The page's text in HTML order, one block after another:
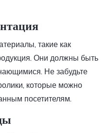
такие как
Они должны быть
Не забудьте
которые можно
посетителям.